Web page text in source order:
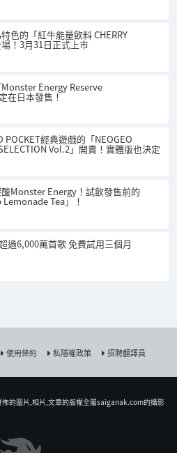
色的「紅牛能量飲料 CHERRY
！3月31日正式上市
Energy Reserve
在日本發售！
POCKET經典遊戲的「NEOGEO
Vol.2」開賣！實體版也決定
Monster Energy！試飲發售前的
Lemonade Tea」！
過6,000萬首歌 免費試用三個月
使用條約 私隱權政策 招聘翻譯員
的圖片,相片,文章的版權全屬saiganak.com的攝影